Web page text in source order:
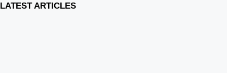
LATEST ARTICLES